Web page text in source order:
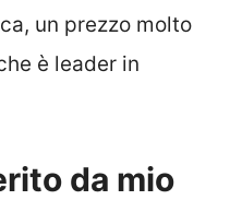
un prezzo molto
è leader in
da mio